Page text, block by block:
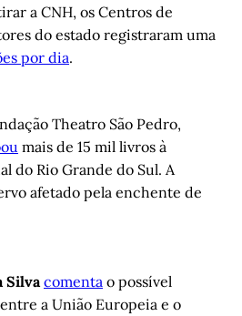
a CNH, os Centros de
do estado registraram uma
por dia.
Theatro São Pedro,
mais de 15 mil livros à
do Rio Grande do Sul. A
afetado pela enchente de
Silvacomenta o possível
a União Europeia e o